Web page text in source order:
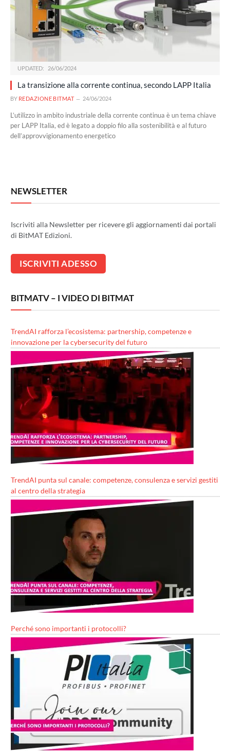
UPDATED: 26/06/2024
La transizione alla corrente continua, secondo LAPP Italia
BY REDAZIONE BITMAT 24/06/2024
L’utilizzo in ambito industriale della corrente continua è un tema chiave
per LAPP Italia, ed è legato a doppio filo alla sostenibilità e al futuro
dell’approvvigionamento energetico
NEWSLETTER
Iscriviti alla Newsletter per ricevere gli aggiornamenti dai portali
di BitMAT Edizioni.
BITMATV – I VIDEO DI BITMAT
TrendAI rafforza l’ecosistema: partnership, competenze e
innovazione per la cybersecurity del futuro
TrendAI punta sul canale: competenze, consulenza e servizi gestiti
al centro della strategia
Perché sono importanti i protocolli?